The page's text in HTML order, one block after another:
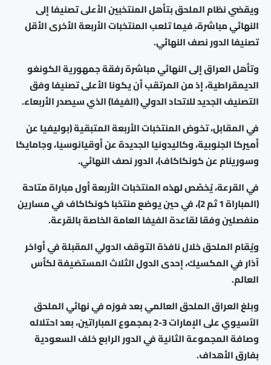
ويقضي نظام الملحق بتأهل المنتخبين الأعلى تصنيفا إلى
النهائي مباشرة، فيما تلعب المنتخبات الأربعة الأخرى الأقل
تصنيفا الدور نصف النهائي.
وتأهل العراق إلى النهائي مباشرة رفقة جمهورية الكونغو
الديمقراطية، إذ من المرتقب أن يكونا الأعلى تصنيفا وفق
التصنيف الجديد للاتحاد الدولي (الفيفا) الذي سيصدر الأربعاء.
في المقابل، تخوض المنتخبات الأربعة المتبقية (بوليفيا عن
أميركا الجنوبية، وكاليدونيا الجديدة عن أوقيانوسيا، وجامايكا
وسورينام عن كونكاكاف)، الدور نصف النهائي.
في القرعة، يُخصّص لهذه المنتخبات الأربعة أول مباراة متاحة
(المباراة 1 ثم 2)، في حين يوضع منتخبا كونكاكاف في مسارين
منفصلين وفقا لقاعدة الفيفا العامة الخاصة بالقرعة.
ويُقام الملحق خلال نافذة التوقف الدولي المقبلة في أواخر
آذار في المكسيك، إحدى الدول الثلاث المستضيفة لكأس
العالم.
وبلغ العراق الملحق العالمي بعد فوزه في نهائي الملحق
الآسيوي على الإمارات 3-2 بمجموع المباراتين، بعد احتلاله
وصافة المجموعة الثانية في الدور الرابع خلف السعودية
بفارق الأهداف.